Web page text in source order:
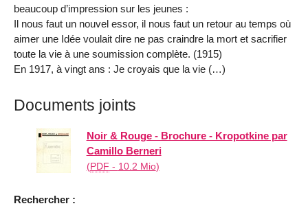
beaucoup d’impression sur les jeunes :
Il nous faut un nouvel essor, il nous faut un retour au temps où
aimer une Idée voulait dire ne pas craindre la mort et sacrifier
toute la vie à une soumission complète. (1915)
En 1917, à vingt ans : Je croyais que la vie (…)
Documents joints
Noir & Rouge - Brochure - Kropotkine par
Camillo Berneri
(PDF - 10.2 Mio)
Rechercher :